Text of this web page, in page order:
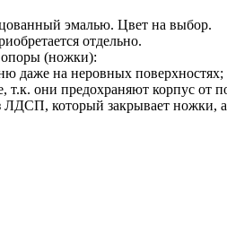
эмалью. Цвет на выбор.
отдельно.
опоры (ножки):
даже на неровных поверхностях;
они предохраняют корпус от
ЛДСП, который закрывает ножки,